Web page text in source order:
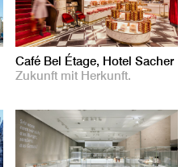
Café Bel Étage, Hotel Sacher
Zukunft mit Herkunft.